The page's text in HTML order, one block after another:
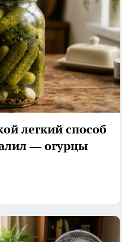
легкий способ
— огурцы